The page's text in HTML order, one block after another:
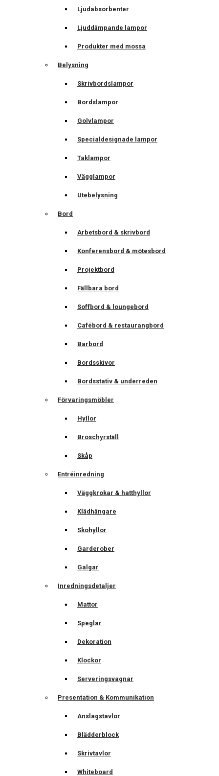
Ljudabsorbenter
Ljuddämpande lampor
Produkter med mossa
Belysning
Skrivbordslampor
Bordslampor
Golvlampor
Specialdesignade lampor
Taklampor
Vägglampor
Utebelysning
Bord
Arbetsbord & skrivbord
Konferensbord & mötesbord
Projektbord
Fällbara bord
Soffbord & loungebord
Cafébord & restaurangbord
Barbord
Bordsskivor
Bordsstativ & underreden
Förvaringsmöbler
Hyllor
Broschyrställ
Skåp
Entréinredning
Väggkrokar & hatthyllor
Klädhängare
Skohyllor
Garderober
Galgar
Inredningsdetaljer
Mattor
Speglar
Dekoration
Klockor
Serveringsvagnar
Presentation & Kommunikation
Anslagstavlor
Blädderblock
Skrivtavlor
Whiteboard